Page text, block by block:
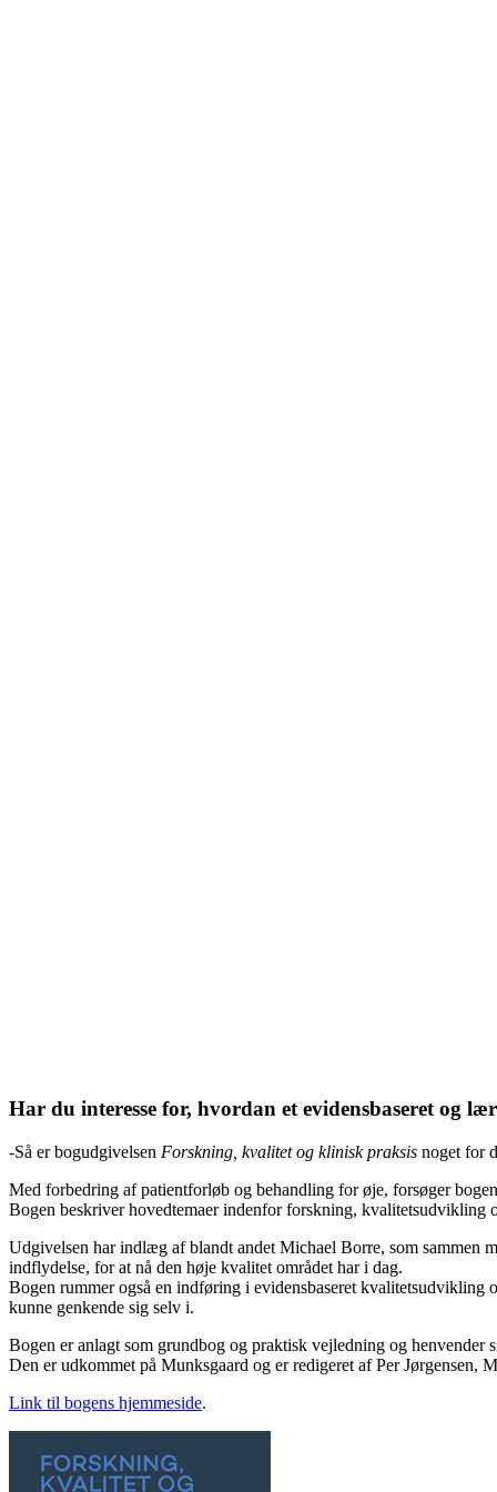
Har du interesse for, hvordan et evidensbaseret og
-Så er bogudgivelsen Forskning, kvalitet og klinisk praksis noget for
Med forbedring af patientforløb og behandling for øje, forsøger
Bogen beskriver hovedtemaer indenfor forskning, kvalitetsudvikling
Udgivelsen har indlæg af blandt andet Michael Borre, som
indflydelse, for at nå den høje kvalitet området har i dag.
Bogen rummer også en indføring i evidensbaseret
kunne genkende sig selv i.
Bogen er anlagt som grundbog og praktisk vejledning og
Den er udkommet på Munksgaard og er redigeret af Per Jørgensen,
Link til bogens hjemmeside.